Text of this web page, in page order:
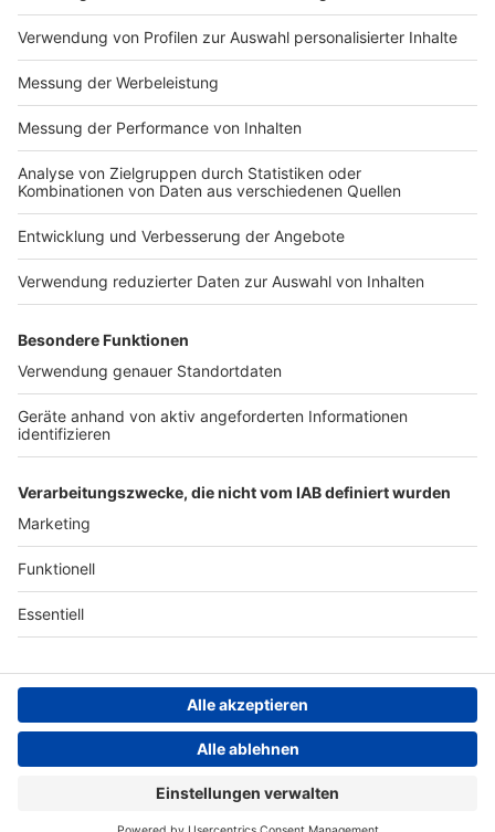
Impressum
Nutzungsbedingungen
Jobs
Presse
Werben
Archiv
ANTENNE BAYERN GROUP
Stiftung ANTENNE BAYERN
hilft
Teilnahmebedingungen
Grounding Page ANTENNE
BAYERN
Kontakt
Studio-Hotline
Verkehrs-Hotline
Datenschutz­erklärung
einstellungen
Persönliche Datenkontrolle
Newsletter
ANTENNE BAYERN Live